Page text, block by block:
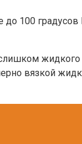
до 100
жидкого
вязкой